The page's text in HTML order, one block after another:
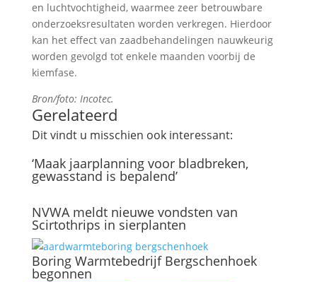
en luchtvochtigheid, waarmee zeer betrouwbare
onderzoeksresultaten worden verkregen. Hierdoor
kan het effect van zaadbehandelingen nauwkeurig
worden gevolgd tot enkele maanden voorbij de
kiemfase.
Bron/foto: Incotec.
Gerelateerd
Dit vindt u misschien ook interessant:
‘Maak jaarplanning voor bladbreken,
gewasstand is bepalend’
NVWA meldt nieuwe vondsten van
Scirtothrips in sierplanten
Boring Warmtebedrijf Bergschenhoek
begonnen